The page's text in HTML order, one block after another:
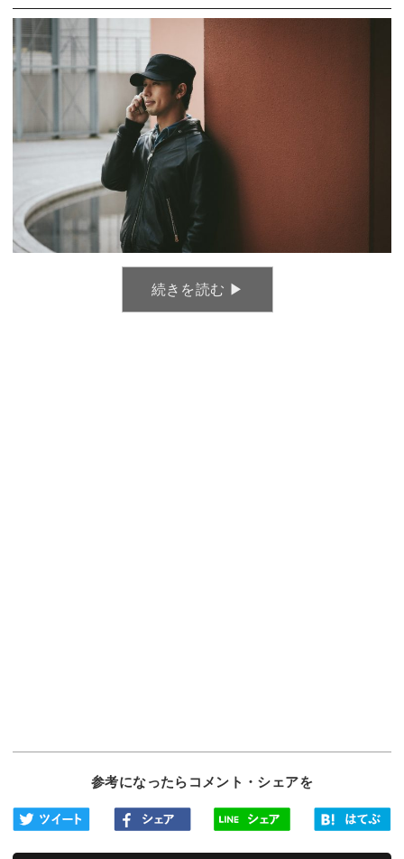
続きを読む ▶︎
参考になったらコメント・シェアを